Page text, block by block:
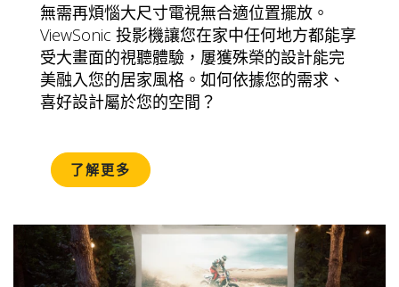
無需再煩惱大尺寸電視無合適位置擺放。
ViewSonic 投影機讓您在家中任何地方都能享
受大畫面的視聽體驗，屢獲殊榮的設計能完
美融入您的居家風格。如何依據您的需求、
喜好設計屬於您的空間？
了解更多